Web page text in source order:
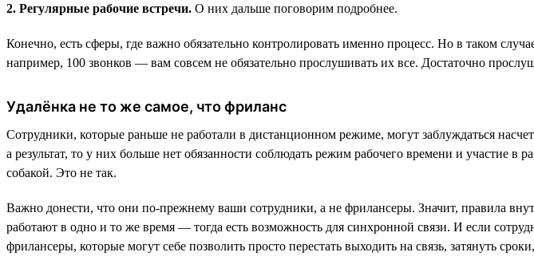
2. Регулярные рабочие встречи. О них дальше поговорим подробнее.
Конечно, есть сферы, где важно обязательно контролировать именно процесс. Но в таком
например, 100 звонков — вам совсем не обязательно прослушивать их все. Достаточно
Удалёнка не то же самое, что фриланс
Сотрудники, которые раньше не работали в дистанционном режиме, могут заблуждаться
а результат, то у них больше нет обязанности соблюдать режим рабочего времени и участие
собакой. Это не так.
Важно донести, что они по-прежнему ваши сотрудники, а не фрилансеры. Значит, правила
работают в одно и то же время — тогда есть возможность для синхронной связи. И если
фрилансеры, которые могут себе позволить просто перестать выходить на связь, затянуть